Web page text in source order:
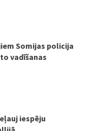
Somijas policija
vadīšanas
iespēju